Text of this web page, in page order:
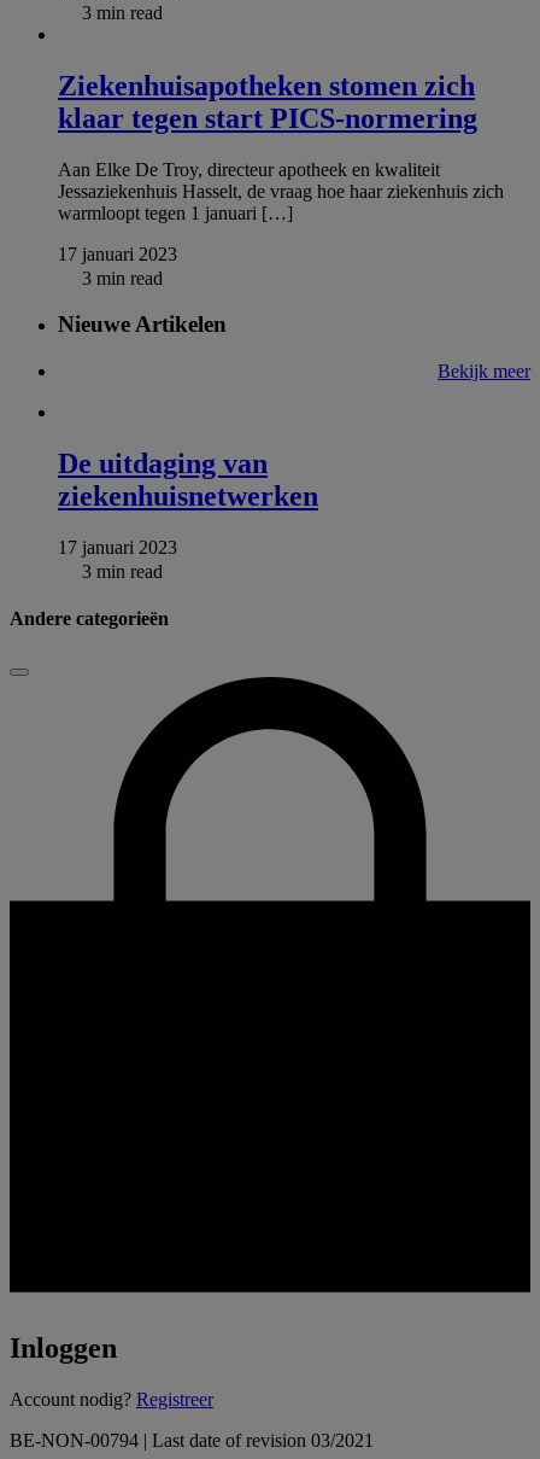
3 min read
Ziekenhuisapotheken stomen zich
klaar tegen start PICS-normering
Aan Elke De Troy, directeur apotheek en kwaliteit
Jessaziekenhuis Hasselt, de vraag hoe haar ziekenhuis zich
warmloopt tegen 1 januari […]
17 januari 2023
3 min read
Nieuwe Artikelen
Bekijk meer
De uitdaging van
ziekenhuisnetwerken
17 januari 2023
3 min read
Andere categorieën
Sluiten
Inloggen
Loading...
Account nodig? Registreer
BE-NON-00794 | Last date of revision 03/2021